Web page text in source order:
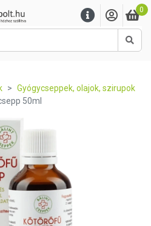
0
Gyógycseppek, olajok, szirupok
50ml